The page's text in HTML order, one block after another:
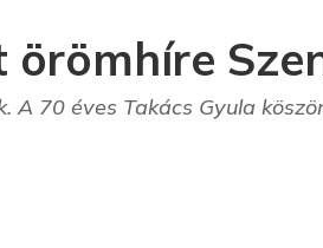
örömhíre
A 70 éves Takács Gyula